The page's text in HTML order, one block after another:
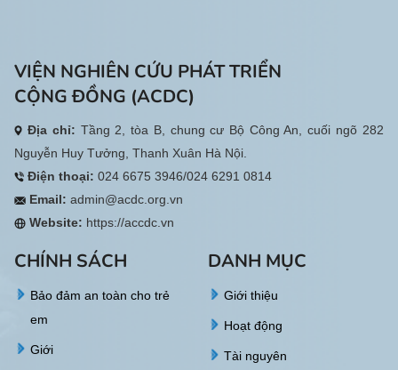
VIỆN NGHIÊN CỨU PHÁT TRIỂN
CỘNG ĐỒNG (ACDC)
Địa chỉ: Tầng 2, tòa B, chung cư Bộ Công An, cuối ngõ 282
Nguyễn Huy Tưởng, Thanh Xuân Hà Nội.
Điện thoại: 024 6675 3946/024 6291 0814
Email: admin@acdc.org.vn
Website: https://accdc.vn
CHÍNH SÁCH
Bảo đảm an toàn cho trẻ
em
Giới
DANH MỤC
Giới thiệu
Hoạt động
Tài nguyên